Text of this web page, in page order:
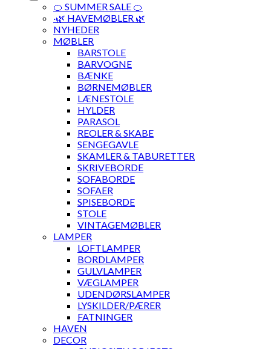
🍊 SUMMER SALE 🍊
·🌿 HAVEMØBLER 🌿
NYHEDER
MØBLER
BARSTOLE
BARVOGNE
BÆNKE
BØRNEMØBLER
LÆNESTOLE
HYLDER
PARASOL
REOLER & SKABE
SENGEGAVLE
SKAMLER & TABURETTER
SKRIVEBORDE
SOFABORDE
SOFAER
SPISEBORDE
STOLE
VINTAGEMØBLER
LAMPER
LOFTLAMPER
BORDLAMPER
GULVLAMPER
VÆGLAMPER
UDENDØRSLAMPER
LYSKILDER/PÆRER
FATNINGER
HAVEN
DECOR